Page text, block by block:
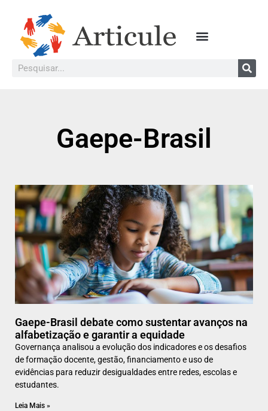
Gaepe-Brasil
Gaepe-Brasil debate como sustentar avanços na
alfabetização e garantir a equidade
Governança analisou a evolução dos indicadores e os desafios
de formação docente, gestão, financiamento e uso de
evidências para reduzir desigualdades entre redes, escolas e
estudantes.
Leia Mais »